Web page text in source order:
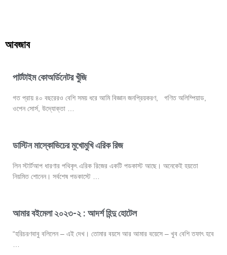
আবজাব
পার্টটাইম কোঅর্ডিনেটর খুঁজি
গত প্রায় ৪০ বছরেরও বেশি সময় ধরে আমি বিজ্ঞান জনপ্রিয়করণ, গণিত অলিম্পিয়াড,
ওপেন সোর্স, উদ্যোক্তা …
ডাস্টিন মাস্কোভিচের মুখোমুখি এরিক রিজ
লিন স্টার্টআপ ধারণার পথিকৃৎ এরিক রিজের একটি পডকাস্ট আছে। অনেকেই হয়তো
নিয়মিত শোনেন। সর্বশেষ পডকাস্টে …
আমার বইমেলা ২০২৩-২ : আদর্শ হিন্দু হোটেল
“হরিচরণবাবু বলিলেন – এই দেখ। তোমার বয়সে আর আমার বয়েসে – খুব বেশি তফাৎ হবে